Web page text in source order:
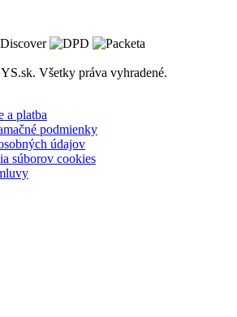
Všetky práva vyhradené.
a platba
podmienky
údajov
súborov cookies